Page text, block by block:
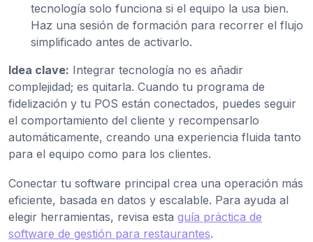
tecnología solo funciona si el equipo la usa bien.
Haz una sesión de formación para recorrer el flujo
simplificado antes de activarlo.
Idea clave: Integrar tecnología no es añadir
complejidad; es quitarla. Cuando tu programa de
fidelización y tu POS están conectados, puedes seguir
el comportamiento del cliente y recompensarlo
automáticamente, creando una experiencia fluida tanto
para el equipo como para los clientes.
Conectar tu software principal crea una operación más
eficiente, basada en datos y escalable. Para ayuda al
elegir herramientas, revisa esta guía práctica de
software de gestión para restaurantes.